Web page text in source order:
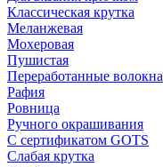
Классическая крутка
Меланжевая
Мохеровая
Пушистая
Переработанные волокна
Рафия
Ровница
Ручного окрашивания
С сертификатом GOTS
Слабая крутка